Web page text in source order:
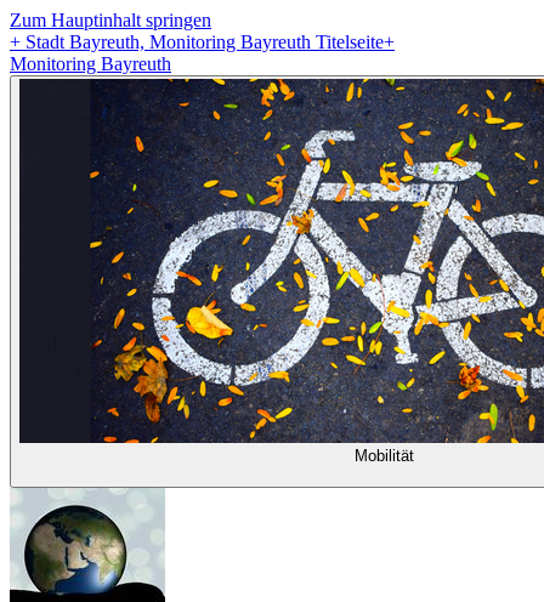
Zum Hauptinhalt springen
+ Stadt Bayreuth, Monitoring Bayreuth Titelseite+
Monitoring Bayreuth
Mobilität